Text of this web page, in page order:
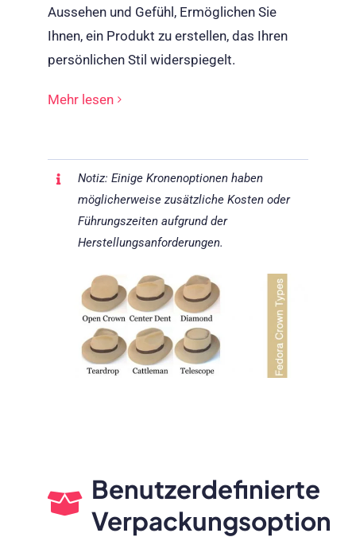
Aussehen und Gefühl, Ermöglichen Sie
Ihnen, ein Produkt zu erstellen, das Ihren
persönlichen Stil widerspiegelt.
Mehr lesen
Notiz: Einige Kronenoptionen haben
möglicherweise zusätzliche Kosten oder
Führungszeiten aufgrund der
Herstellungsanforderungen.
Benutzerdefinierte